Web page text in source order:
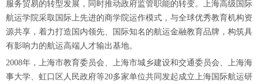
服务贸易的转型发展，同时推动政府监管职能的转变。上海高级国际
航运学院采取国际上先进的商学院运作模式，与全球优秀教育机构资
源共享，着力打造国内领先、国际知名的航运金融教育品牌，构筑具
有影响力的航运高端人才输出基地。
2008年，上海市教育委员会、上海市城乡建设和交通委员会、上海海
事大学、虹口区人民政府等20多家单位共同发起成立上海国际航运研